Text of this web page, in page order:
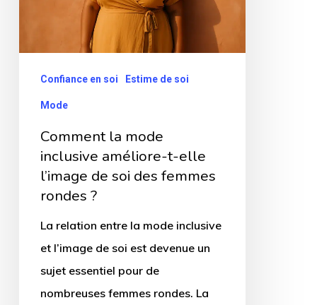
femmes
rondes
Confiance en soi Estime de soi
Mode
Comment la mode
inclusive améliore-t-elle
l’image de soi des femmes
rondes ?
La relation entre la mode inclusive
et l’image de soi est devenue un
sujet essentiel pour de
nombreuses femmes rondes. La